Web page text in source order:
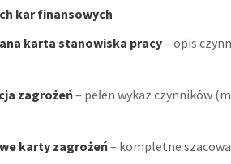
kar finansowych
karta stanowiska pracy– opis
zagrożeń– pełen wykaz czynników
karty zagrożeń– kompletne